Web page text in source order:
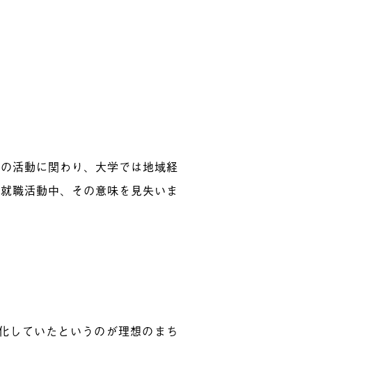
活動に関わり、大学では地域経
職活動中、その意味を見失いま
していたというのが理想のまち